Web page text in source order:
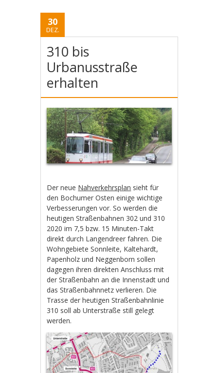
30
DEZ.
310 bis
Urbanusstraße
erhalten
Der neue Nahverkehrsplan sieht für
den Bochumer Osten einige wichtige
Verbesserungen vor. So werden die
heutigen Straßenbahnen 302 und 310
2020 im 7,5 bzw. 15 Minuten-Takt
direkt durch Langendreer fahren. Die
Wohngebiete Sonnleite, Kaltehardt,
Papenholz und Neggenborn sollen
dagegen ihren direkten Anschluss mit
der Straßenbahn an die Innenstadt und
das Straßenbahnnetz verlieren. Die
Trasse der heutigen Straßenbahnlinie
310 soll ab Unterstraße still gelegt
werden.